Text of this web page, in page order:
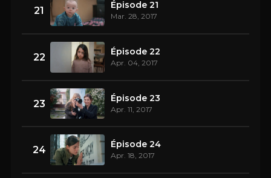
21 Épisode 21
Mar. 28, 2017
22 Épisode 22
Apr. 04, 2017
23 Épisode 23
Apr. 11, 2017
24 Épisode 24
Apr. 18, 2017